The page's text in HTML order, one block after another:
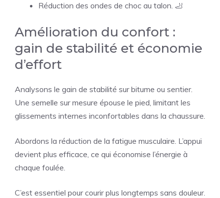
Réduction des ondes de choc au talon. 🦶
Amélioration du confort :
gain de stabilité et économie
d’effort
Analysons le gain de stabilité sur bitume ou sentier.
Une semelle sur mesure épouse le pied, limitant les
glissements internes inconfortables dans la chaussure.
Abordons la réduction de la fatigue musculaire. L’appui
devient plus efficace, ce qui économise l’énergie à
chaque foulée.
C’est essentiel pour courir plus longtemps sans douleur.